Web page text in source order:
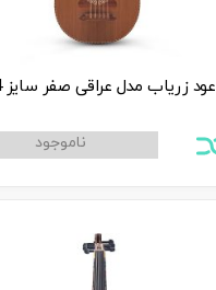
عود زریاب مدل عراقی صفر سایز 3/4